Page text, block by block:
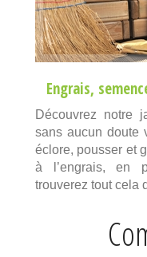
Engrais,
Découvrez notre
sans aucun doute
éclore, pousser et
à l’engrais, en
trouverez tout cela